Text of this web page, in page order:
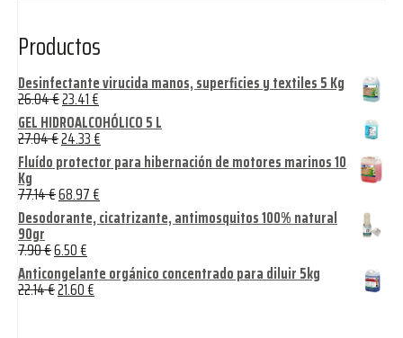
Productos
Desinfectante virucida manos, superficies y textiles 5 Kg
26.04€23.41€
GEL HIDROALCOHÓLICO 5 L
27.04€24.33€
Fluído protector para hibernación de motores marinos 10
Kg
77.14€68.97€
Desodorante, cicatrizante, antimosquitos 100% natural
90gr
7.90€6.50€
Anticongelante orgánico concentrado para diluir 5kg
22.14€21.60€